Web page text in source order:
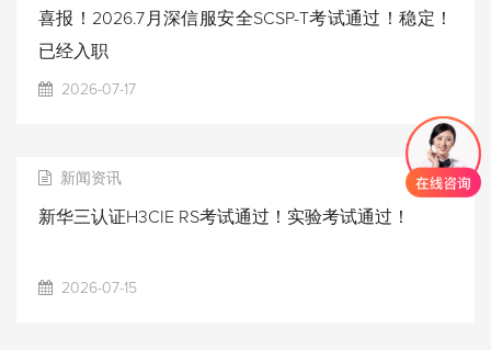
喜报！2026.7月深信服安全SCSP-T考试通过！稳定！
已经入职
2026-07-17
新闻资讯
新华三认证H3CIE RS考试通过！实验考试通过！
2026-07-15